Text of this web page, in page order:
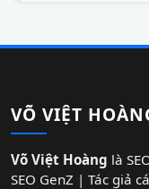
VÕ VIỆT
Võ Việt Hoàng là
SEO GenZ | Tác giả